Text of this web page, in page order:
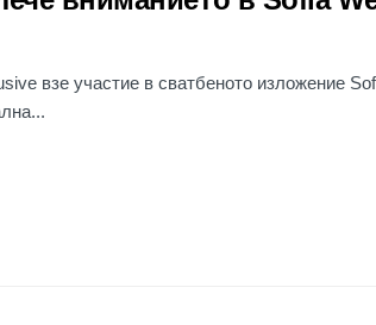
взе участие в сватбеното изложение